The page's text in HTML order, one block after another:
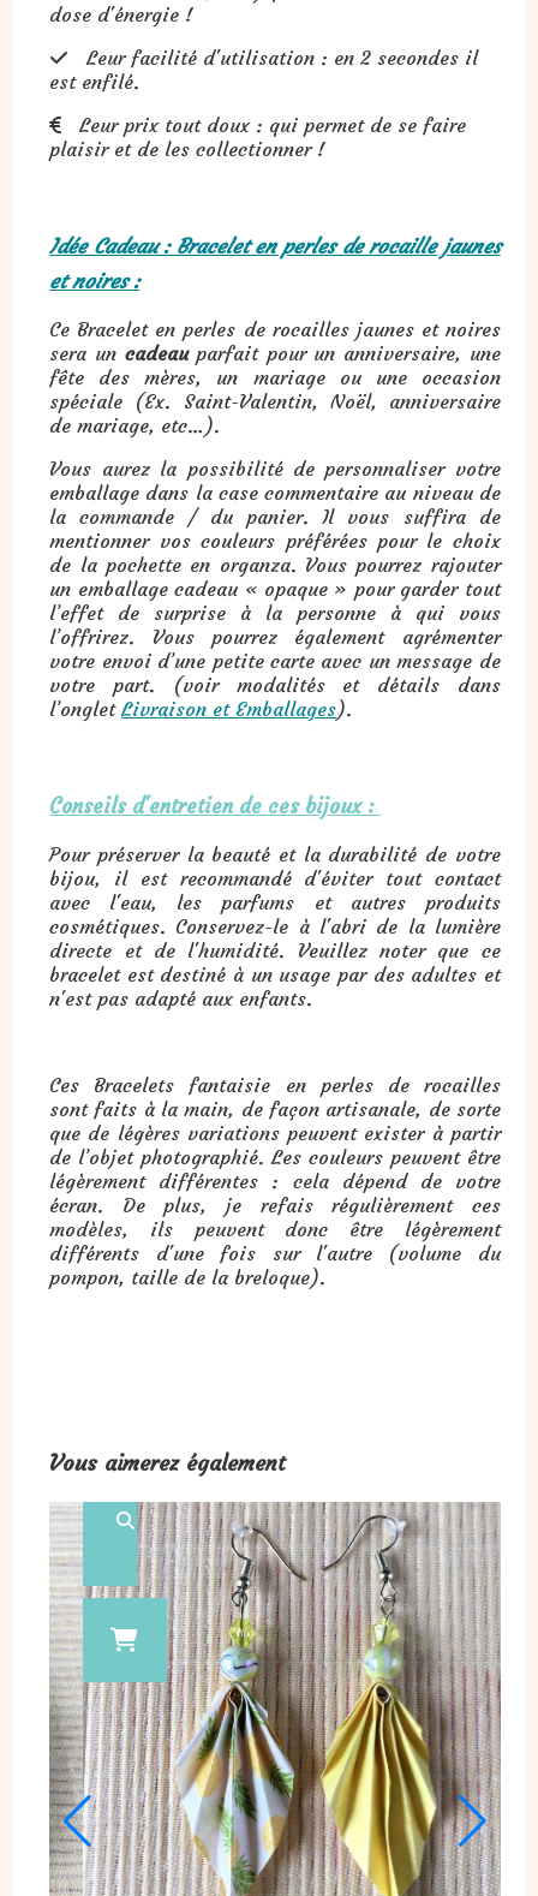
dose d'énergie !

Leur facilité d'utilisation : en 2 secondes il
est enfilé.

Leur prix tout doux : qui permet de se faire
plaisir et de les collectionner !
Idée Cadeau : Bracelet en perles de rocaille jaunes
et noires :
Ce Bracelet en perles de rocailles jaunes et noires
sera un cadeauparfait pour un anniversaire, une
fête des mères, un mariage ou une occasion
spéciale (Ex. Saint-Valentin, Noël, anniversaire
de mariage, etc…).
Vous aurez la possibilité de personnaliser votre
emballage dans la case commentaire au niveau de
la commande / du panier. Il vous suffira de
mentionner vos couleurs préférées pour le choix
de la pochette en organza. Vous pourrez rajouter
un emballage cadeau « opaque » pour garder tout
l’effet de surprise à la personne à qui vous
l’offrirez. Vous pourrez également agrémenter
votre envoi d’une petite carte avec un message de
votre part. (voir modalités et détails dans
l’ongletLivraison et Emballages).
Conseils d'entretien de ces bijoux :
Pour préserver la beauté et la durabilité de votre
bijou, il est recommandé d'éviter tout contact
avec l'eau, les parfums et autres produits
cosmétiques. Conservez-le à l'abri de la lumière
directe et de l'humidité. Veuillez noter que ce
bracelet est destiné à un usage par des adultes et
n'est pas adapté aux enfants.
Ces Bracelets fantaisie en perles de rocailles
sont faits à la main, de façon artisanale, de sorte
que de légères variations peuvent exister à partir
de l’objet photographié. Les couleurs peuvent être
légèrement différentes : cela dépend de votre
écran. De plus, je refais régulièrement ces
modèles, ils peuvent donc être légèrement
différents d'une fois sur l'autre (volume du
pompon, taille de la breloque).
Vous aimerez également